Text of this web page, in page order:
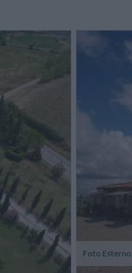
Foto Esterno